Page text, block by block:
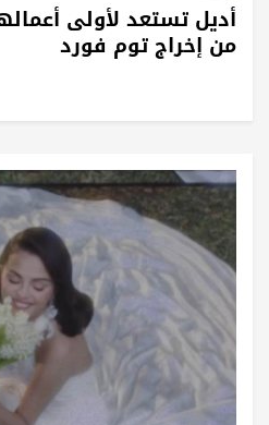
أديل تستعد لأولى
من إخراج توم فورد